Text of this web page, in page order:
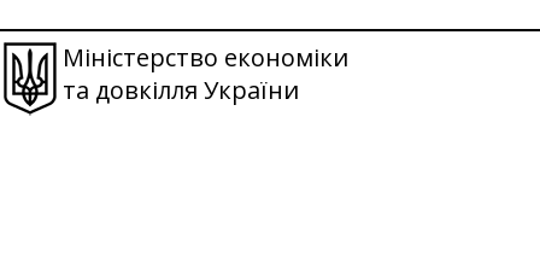
Міністерство економіки
та довкілля України